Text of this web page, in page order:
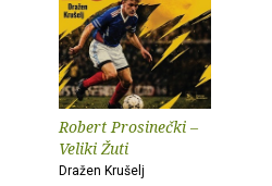
Robert Prosinečki –
Veliki Žuti
Dražen Krušelj